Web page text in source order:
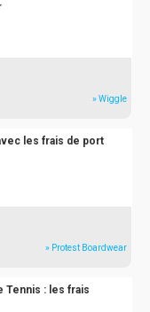
» Wiggle
les frais de port
» Protest Boardwear
Tennis : les frais